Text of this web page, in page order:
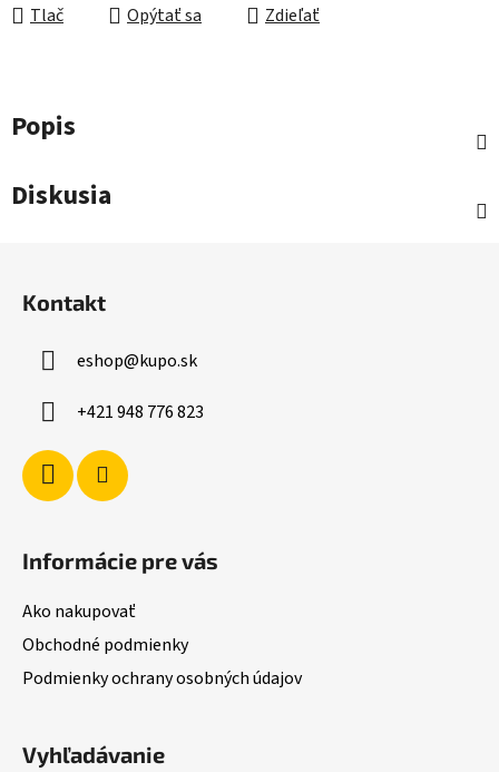
Tlač Opýtať sa Zdieľať
Popis
Diskusia
Kontakt
eshop@kupo.sk
+421 948 776 823
Informácie pre vás
Ako nakupovať
Obchodné podmienky
Podmienky ochrany osobných údajov
Vyhľadávanie